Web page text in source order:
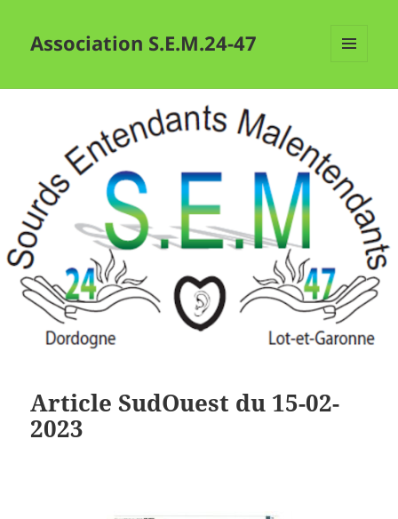
Association S.E.M.24-47
Article SudOuest du 15-02-
2023